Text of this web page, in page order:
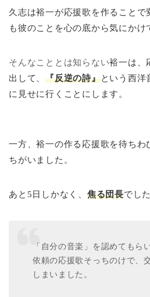
久志は裕一が応援歌を作ることで
も彼のことを心の底から気にかけ
そんなこととは知らない裕一は、
出して、『反逆の詩』という西洋
に見せに行くことにします。
一方、裕一の作る応援歌を待ちわ
ちがいました。
あと5日しかなく、 焦る団長でした
「自分の音楽」を認めてもら
依頼の応援歌そっちのけで、
しまいました。